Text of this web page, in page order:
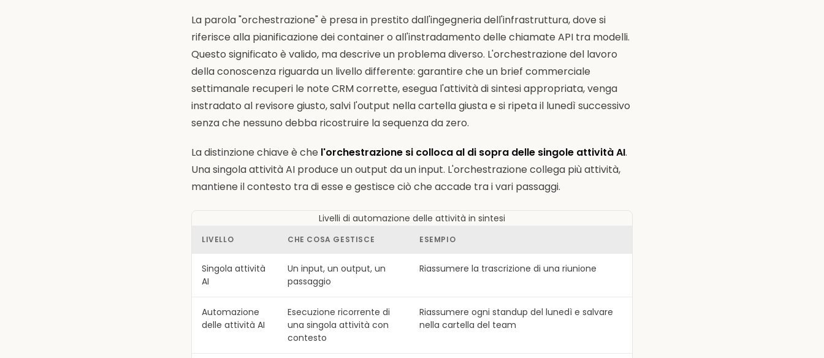
La parola "orchestrazione" è presa in prestito dall'ingegneria dell'infrastruttura, dove si
riferisce alla pianificazione dei container o all'instradamento delle chiamate API tra modelli.
Questo significato è valido, ma descrive un problema diverso. L'orchestrazione del lavoro
della conoscenza riguarda un livello differente: garantire che un brief commerciale
settimanale recuperi le note CRM corrette, esegua l'attività di sintesi appropriata, venga
instradato al revisore giusto, salvi l'output nella cartella giusta e si ripeta il lunedì successivo
senza che nessuno debba ricostruire la sequenza da zero.
La distinzione chiave è che l'orchestrazione si colloca al di sopra delle singole attività AI.
Una singola attività AI produce un output da un input. L'orchestrazione collega più attività,
mantiene il contesto tra di esse e gestisce ciò che accade tra i vari passaggi.
Livelli di automazione delle attività in sintesi
LIVELLO CHE COSA GESTISCE ESEMPIO
Singola attività
AI
Un input, un output, un
passaggio
Riassumere la trascrizione di una riunione
Automazione
delle attività AI
Esecuzione ricorrente di
una singola attività con
contesto
Riassumere ogni standup del lunedì e salvare
nella cartella del team